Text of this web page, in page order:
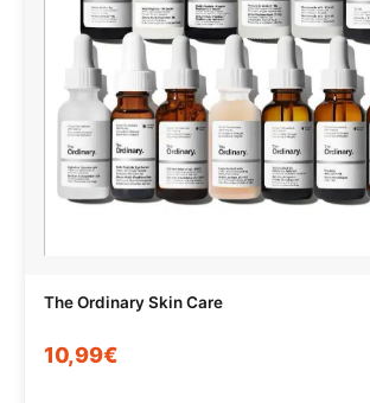
The Ordinary Skin Care
10,99€